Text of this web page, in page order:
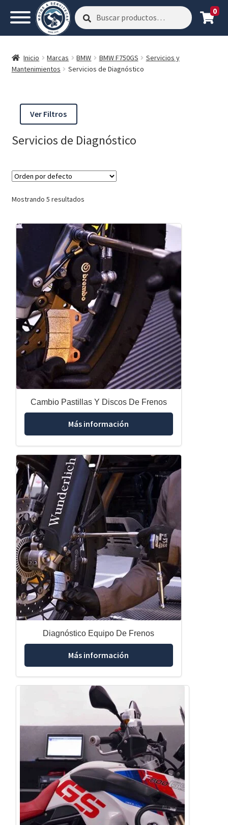
Buscar
por:
Buscar 0
Inicio Marcas BMW BMW F750GS
Servicios y
Mantenimientos
Servicios de Diagnóstico
Ver Filtros
Servicios de Diagnóstico
Mostrando 5 resultados
Cambio Pastillas Y Discos De Frenos
Más información
Diagnóstico Equipo De Frenos
Más información